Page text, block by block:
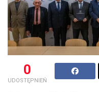
0
UDOSTĘPNIEŃ